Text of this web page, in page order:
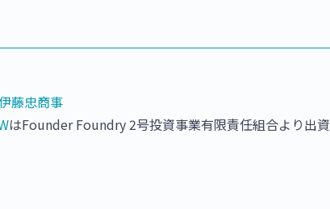
藤忠商事
はFounder Foundry 2号投資事業有限責任組合より出資